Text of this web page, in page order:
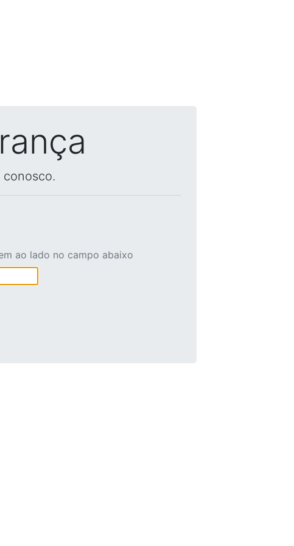
ao lado no campo abaixo